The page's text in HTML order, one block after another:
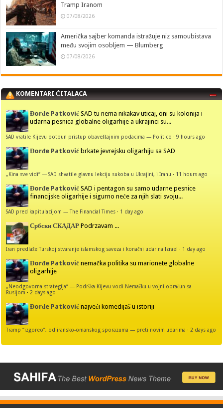
Tramp Iranom
07/08/2026
Američka sajber komanda istražuje niz samoubistava
među svojim osobljem — Blumberg
07/08/2026
KOMENTARI ČITALACA
Đorđe Patković SAD tu nema nikakav uticaj, oni su kolonija i
udarna pesnica globalne oligarhije a ukrajinci su...
SAD vratile Kijevu potpun pristup obaveštajnim podacima — Politico ·9 hours ago
Đorđe Patković brkate jevrejsku oligarhiju sa SAD
„Kina sve vidi“ — SAD shvatile glavnu lekciju sukoba u Ukrajini, i Iranu · 11 hours ago
Đorđe Patković SAD i pentagon su samo udarne pesnice
financijske oligarhije i sigurno neće za njih slati svoju...
SAD pred kapitulacijom — The Financial Times · 1 day ago
Србски СКАДАР Podrzavam ...
Iran predlaže Turskoj stvaranje islamskog saveza i konačni udar na Izrael · 1 day ago
Đorđe Patković nemačka politika su marionete globalne
oligarhije
„Neodgovorna strategija“ — Podrška Kijevu vodi Nemačku u vojni obračun sa
Rusijom · 2 days ago
Đorđe Patković najveći komedijaš u istoriji
Tramp “izgoreo”, od iransko-omanskog sporazuma — preti novim udarima · 2 days ago